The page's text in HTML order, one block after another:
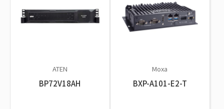
ATEN
BP72V18AH
Moxa
BXP-A101-E2-T